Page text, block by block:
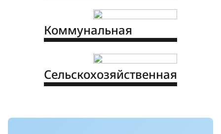
Коммунальная
Сельскохозяйственная